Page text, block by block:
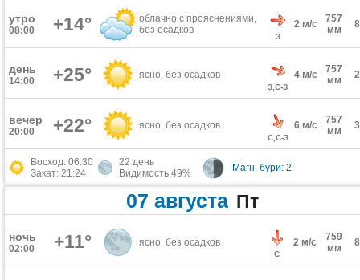
утро
08:00 +14°
облачно с прояснениями,
без осадков
З
2 м/с
757
мм
день
14:00 +25° ясно, без осадков
З,С-З
4 м/с
757
мм
вечер
20:00 +22° ясно, без осадков
С,С-З
6 м/с
757
мм
Восход: 06:30
Закат: 21:24
22 день
Видимость 49%
Магн. бури: 2
07 августа Пт
ночь
02:00 +11° ясно, без осадков
С
2 м/с
759
мм